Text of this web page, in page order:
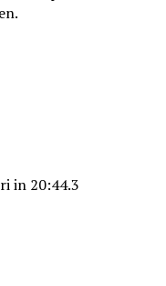
in 20:44.3